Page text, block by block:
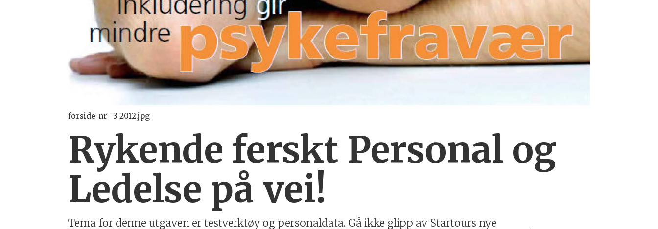
forside-nr--3-2012.jpg
Rykende ferskt Personal og
Ledelse på vei!
Tema for denne utgaven er testverktøy og personaldata. Gå ikke glipp av Startours nye